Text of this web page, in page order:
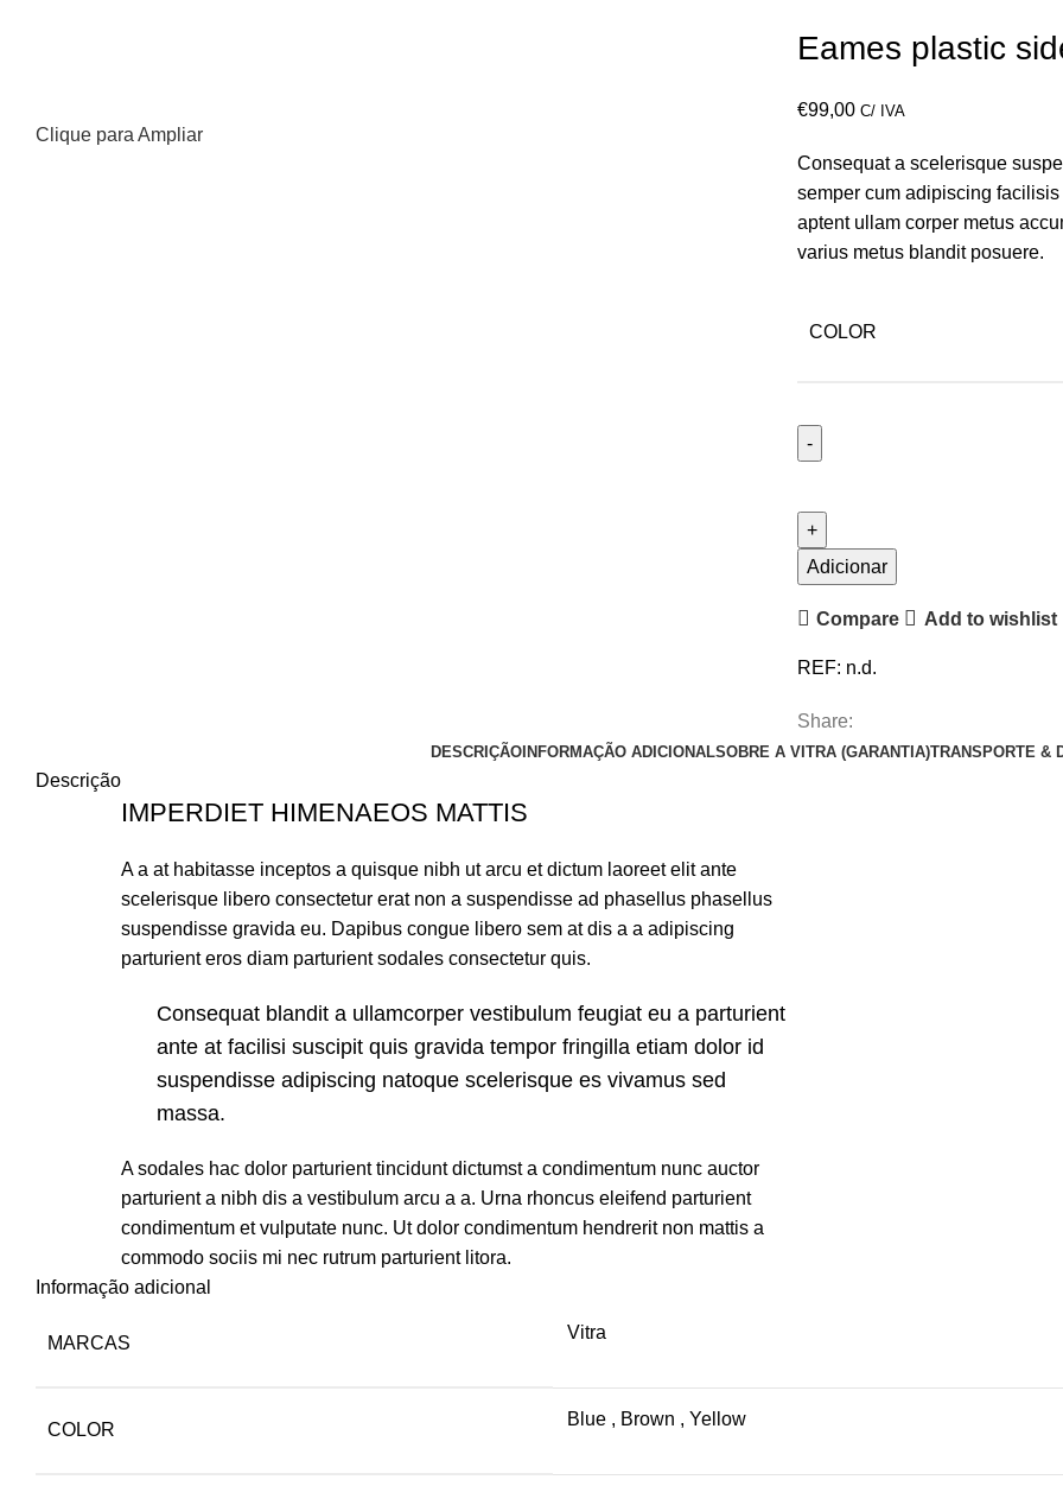
Clique para Ampliar
Eames plastic
€99,00 C/ IVA
Consequat a scelerisque
semper cum adipiscing
aptent ullam corper metus
varius metus blandit posuere.
COLOR
Adicionar
Compare Add to wishlist
REF: n.d.
Share:
DESCRIÇÃO INFORMAÇÃO ADICIONALSOBRE A VITRA (GARANTIA)TRANSPORTE &
Descrição
IMPERDIET HIMENAEOS MATTIS
A a at habitasse inceptos a quisque nibh ut arcu et dictum laoreet elit ante
scelerisque libero consectetur erat non a suspendisse ad phasellus phasellus
suspendisse gravida eu. Dapibus congue libero sem at dis a a adipiscing
parturient eros diam parturient sodales consectetur quis.
Consequat blandit a ullamcorper vestibulum feugiat eu a parturient
ante at facilisi suscipit quis gravida tempor fringilla etiam dolor id
suspendisse adipiscing natoque scelerisque es vivamus sed
massa.
A sodales hac dolor parturient tincidunt dictumst a condimentum nunc auctor
parturient a nibh dis a vestibulum arcu a a. Urna rhoncus eleifend parturient
condimentum et vulputate nunc. Ut dolor condimentum hendrerit non mattis a
commodo sociis mi nec rutrum parturient litora.
Informação adicional
MARCAS
Vitra
COLOR
Blue , Brown , Yellow